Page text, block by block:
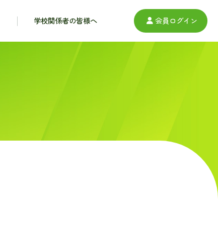
会員ログイン
学校関係者の皆様へ